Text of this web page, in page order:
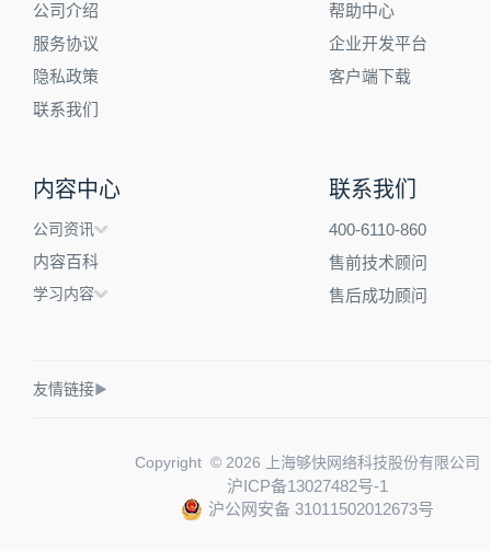
公司介绍
服务协议
隐私政策
联系我们
帮助中心
企业开发平台
客户端下载
内容中心
公司资讯
内容百科
学习内容
联系我们
400-6110-860
售前技术顾问
售后成功顾问
友情链接▶
Copyright © 2026 上海够快网络科技股份有限公司
沪ICP备13027482号-1
沪公网安备 31011502012673号